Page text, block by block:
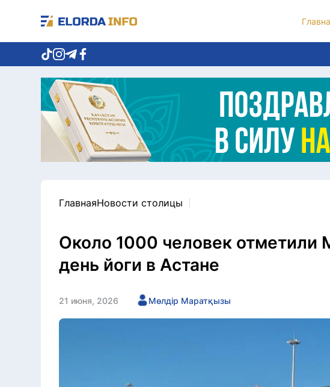
ГлавнаяНовости столицы
Около 1000 человек
день йоги в Астане
21 июня, 2026 Мөлдір Маратқызы